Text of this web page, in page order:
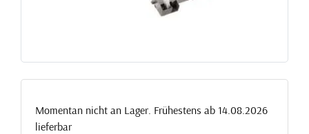
Momentan nicht an Lager. Frühestens ab 14.08.2026
lieferbar